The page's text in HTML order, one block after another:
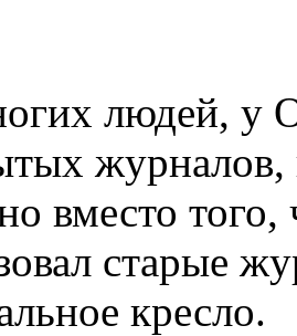
людей, у
вместо
старые
кресло.